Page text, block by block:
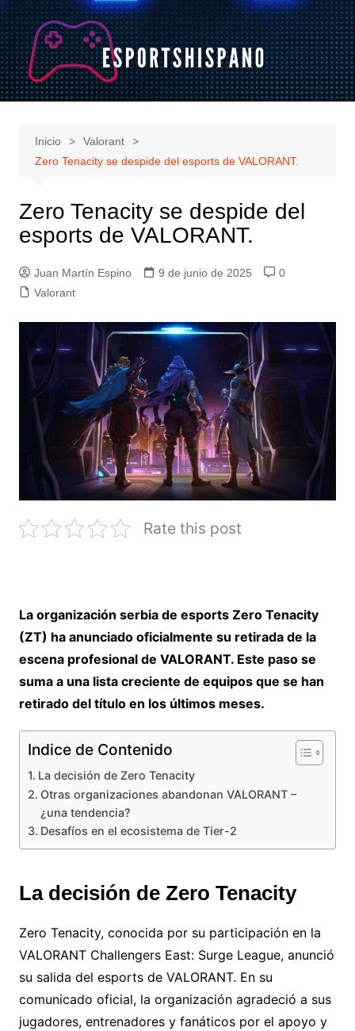
Saltar
al
contenido
Inicio
Valorant
Zero Tenacity se despide del esports de VALORANT.
Zero Tenacity se despide del
esports de VALORANT.
Juan Martín Espino 9 de junio de 2025
0
Valorant
Rate this post
La organización serbia de esports Zero Tenacity
(ZT) ha anunciado oficialmente su retirada de la
escena profesional de VALORANT. Este paso se
suma a una lista creciente de equipos que se han
retirado del título en los últimos meses.
Indice de Contenido
La decisión de Zero Tenacity
Otras organizaciones abandonan VALORANT –
¿una tendencia?
Desafíos en el ecosistema de Tier-2
La decisión de Zero Tenacity
Zero Tenacity, conocida por su participación en la
VALORANT Challengers East: Surge League, anunció
su salida del esports de VALORANT. En su
comunicado oficial, la organización agradeció a sus
jugadores, entrenadores y fanáticos por el apoyo y